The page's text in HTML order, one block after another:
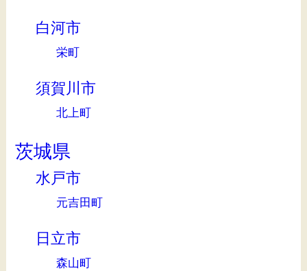
白河市
栄町
須賀川市
北上町
茨城県
水戸市
元吉田町
日立市
森山町